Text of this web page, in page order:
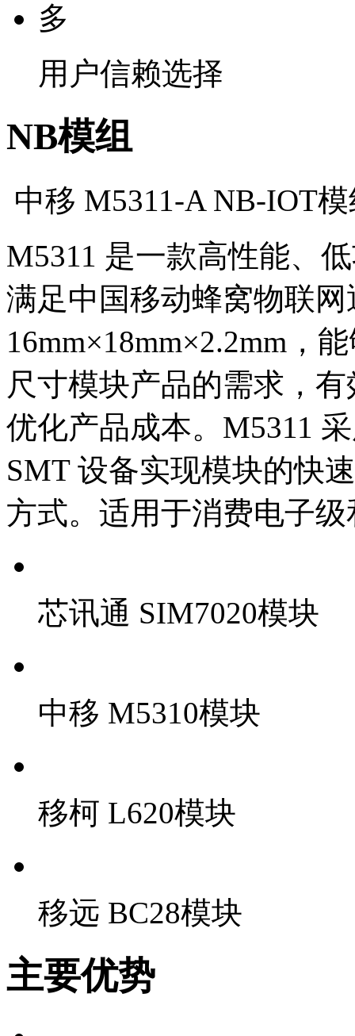
多
用户信赖选择
NB模组
中移 M5311-A NB-IOT
M5311 是一款高性能、
满足中国移动蜂窝物联
16mm×18mm×2.2mm，
尺寸模块产品的需求，
优化产品成本。M5311
SMT 设备实现模块的快
方式。适用于消费电子
芯讯通 SIM7020模块
中移 M5310模块
移柯 L620模块
移远 BC28模块
主要优势